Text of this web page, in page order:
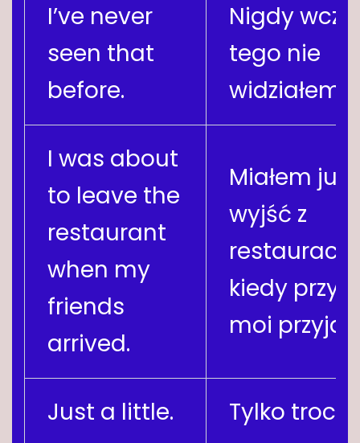
I’ve never
seen that
before.
Nigdy
tego nie
widziałem.
I was about
to leave the
restaurant
when my
friends
arrived.
Miałem już
wyjść z
restauracji,
kiedy
moi
Just a little. Tylko